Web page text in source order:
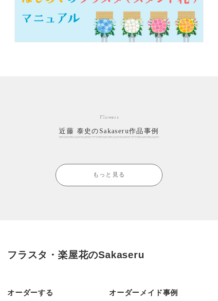
Flowers
近藤 泰史のSakaseru作品事例
もっと見る
フラスタ・楽屋花のSakaseru
オーダーする オーダーメイド事例